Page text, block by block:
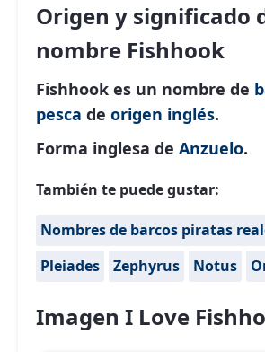
Origen y significado
nombre Fishhook
Fishhook es un nombre de
pesca de origen inglés.
Forma inglesa de Anzuelo.
También te puede gustar:
Nombres de barcos piratas
Pleiades
Zephyrus Notus
Imagen I Love